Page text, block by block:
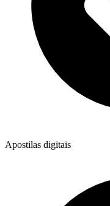
Apostilas digitais